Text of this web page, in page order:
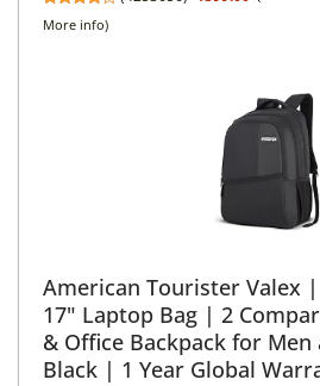
More info)
American Tourister Valex
17" Laptop Bag | 2
& Office Backpack for
Black | 1 Year Global